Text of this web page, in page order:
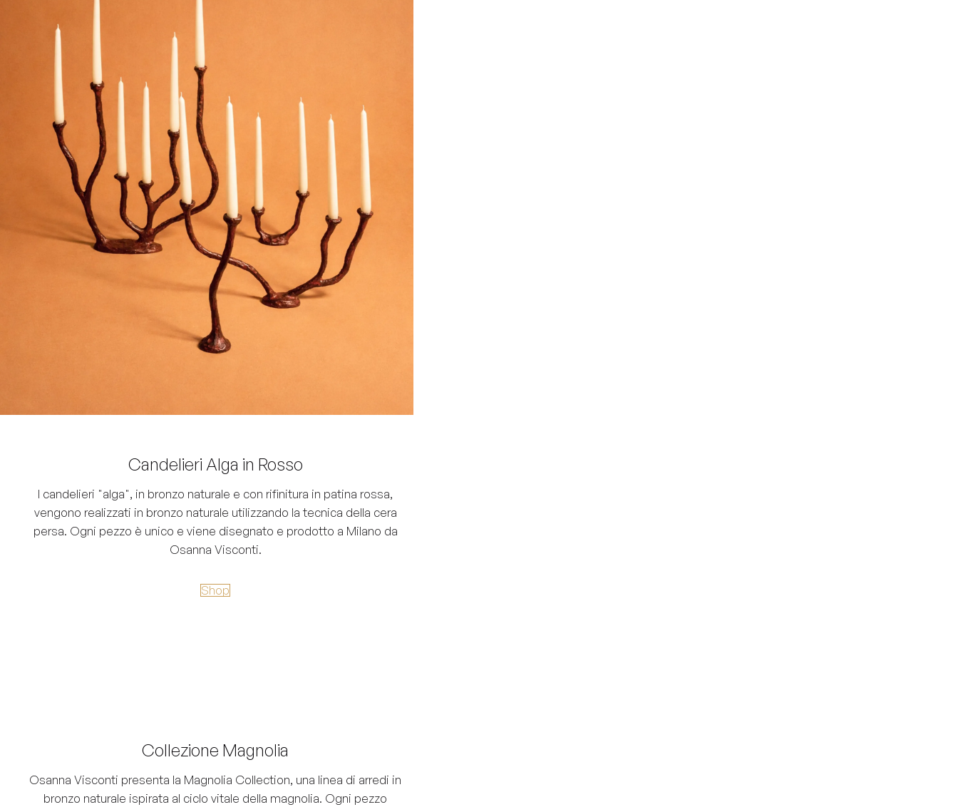
Candelieri Alga in Rosso
I candelieri "alga", in bronzo naturale e con rifinitura in patina rossa,
vengono realizzati in bronzo naturale utilizzando la tecnica della cera
persa. Ogni pezzo è unico e viene disegnato e prodotto a Milano da
Osanna Visconti.
Shop
Collezione Magnolia
Osanna Visconti presenta la Magnolia Collection, una linea di arredi in
bronzo naturale ispirata al ciclo vitale della magnolia. Ogni pezzo